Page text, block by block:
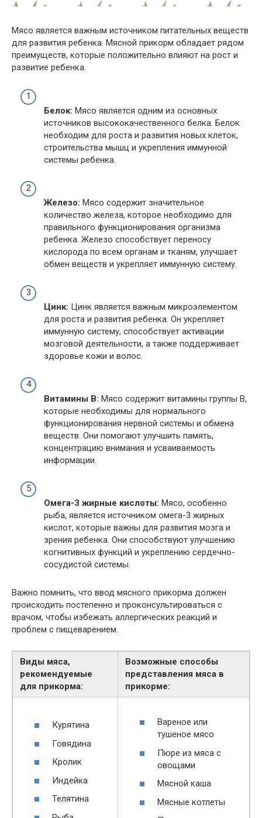
Мясо является важным источником питательных веществ
для развития ребенка. Мясной прикорм обладает рядом
преимуществ, которые положительно влияют на рост и
развитие ребенка.
Белок: Мясо является одним из основных
источников высококачественного белка. Белок
необходим для роста и развития новых клеток,
строительства мышц и укрепления иммунной
системы ребенка.
Железо: Мясо содержит значительное
количество железа, которое необходимо для
правильного функционирования организма
ребенка. Железо способствует переносу
кислорода по всем органам и тканям, улучшает
обмен веществ и укрепляет иммунную систему.
Цинк: Цинк является важным микроэлементом
для роста и развития ребенка. Он укрепляет
иммунную систему, способствует активации
мозговой деятельности, а также поддерживает
здоровье кожи и волос.
Витамины B: Мясо содержит витамины группы B,
которые необходимы для нормального
функционирования нервной системы и обмена
веществ. Они помогают улучшить память,
концентрацию внимания и усваиваемость
информации.
Омега-3 жирные кислоты: Мясо, особенно
рыба, является источником омега-3 жирных
кислот, которые важны для развития мозга и
зрения ребенка. Они способствуют улучшению
когнитивных функций и укреплению сердечно-
сосудистой системы.
Важно помнить, что ввод мясного прикорма должен
происходить постепенно и проконсультироваться с
врачом, чтобы избежать аллергических реакций и
проблем с пищеварением.
Виды мяса,
рекомендуемые
для прикорма:
Возможные способы
представления мяса в
прикорме:
Курятина
Говядина
Кролик
Индейка
Телятина
Вареное или
тушеное мясо
Пюре из мяса с
овощами
Мясной каша
Мясные котлеты